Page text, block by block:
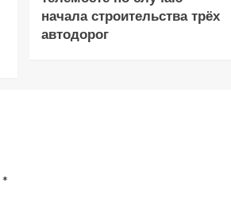
начала строительства трёх
автодорог
*